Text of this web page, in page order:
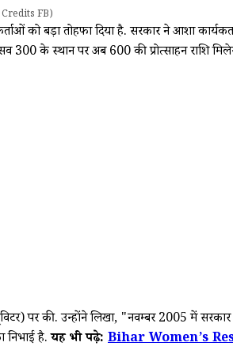
FB)
को बड़ा तोहफा दिया है. सरकार ने आशा
₹300 के स्थान पर अब ₹600 की प्रोत्साहन राशि
पर की. उन्होंने लिखा, "नवम्बर 2005 में
निभाई है.यह भी पढ़े: Bihar Women’s